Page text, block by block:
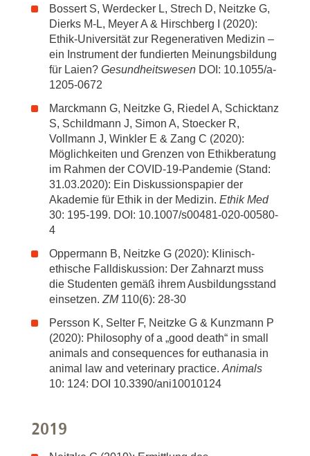
Bossert S, Werdecker L, Strech D, Neitzke G,
Dierks M-L, Meyer A & Hirschberg I (2020):
Ethik-Universität zur Regenerativen Medizin –
ein Instrument der fundierten Meinungsbil­dung
für Laien? Gesundheitswesen DOI: 10.1055/a-
1205-0672
Marckmann G, Neitzke G, Riedel A, Schicktanz
S, Schildmann J, Simon A, Stoecker R,
Vollmann J, Winkler E & Zang C (2020):
Möglichkeiten und Grenzen von Ethikberatung
im Rahmen der COVID-19-Pandemie (Stand:
31.03.2020): Ein Diskussionspapier der
Akademie für Ethik in der Medizin. Ethik Med
30: 195-199. DOI: 10.1007/s00481-020-00580-
4
Oppermann B, Neitzke G (2020): Klinisch-
ethische Falldiskussion: Der Zahnarzt muss
die Studenten gemäß ihrem Ausbildungsstand
einsetzen. ZM110(6): 28-30
Persson K, Selter F, Neitzke G & Kunzmann P
(2020): Philosophy of a „good death“ in small
animals and consequences for euthanasia in
animal law and veterinary practice. Animals
10: 124: DOI 10.3390/ani10010124
2019